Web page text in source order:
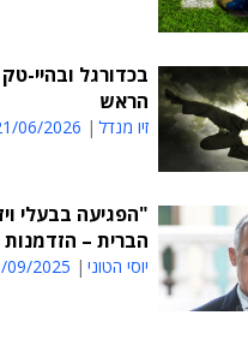
בכדורגל ובהיי-
הראש
זיו מנדל 06/2026 15:14
"הפגיעה בבעלי
הברית –
יוסי הטוני 2025 16:47